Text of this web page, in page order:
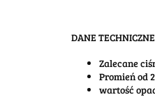
DANE TECHNICZNE
Zalecane
Promień od
wartość